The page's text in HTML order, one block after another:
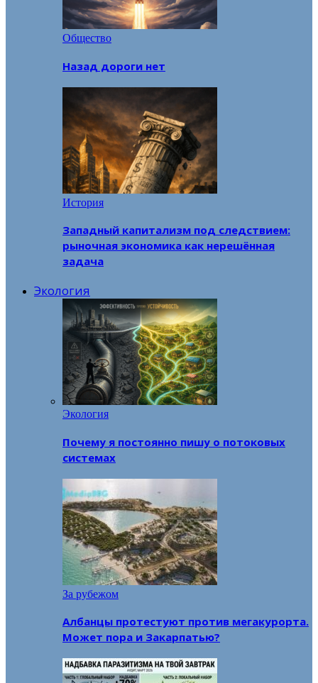
Общество
Назад дороги нет
История
Западный капитализм под следствием:
рыночная экономика как нерешённая
задача
Экология
Экология
Почему я постоянно пишу о потоковых
системах
За рубежом
Албанцы протестуют против мегакурорта.
Может пора и Закарпатью?